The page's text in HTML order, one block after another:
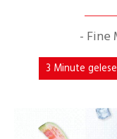
- Fine
3 Minute